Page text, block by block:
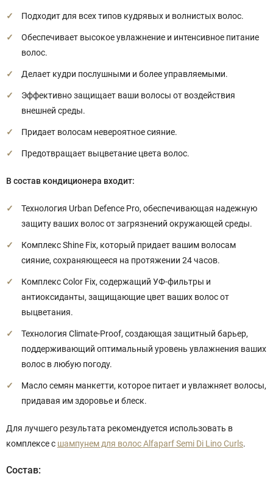
Подходит для всех типов кудрявых и волнистых волос.
Обеспечивает высокое увлажнение и интенсивное питание
волос.
Делает кудри послушными и более управляемыми.
Эффективно защищает ваши волосы от воздействия
внешней среды.
Придает волосам невероятное сияние.
Предотвращает выцветание цвета волос.
В состав кондиционера входит:
Технология Urban Defence Pro, обеспечивающая надежную
защиту ваших волос от загрязнений окружающей среды.
Комплекс Shine Fix, который придает вашим волосам
сияние, сохраняющееся на протяжении 24 часов.
Комплекс Color Fix, содержащий УФ-фильтры и
антиоксиданты, защищающие цвет ваших волос от
выцветания.
Технология Climate-Proof, создающая защитный барьер,
поддерживающий оптимальный уровень увлажнения ваших
волос в любую погоду.
Масло семян манкетти, которое питает и увлажняет волосы,
придавая им здоровье и блеск.
Для лучшего результата рекомендуется использовать в
комплексе с шампунем для волос Alfaparf Semi Di Lino Curls.
Состав: